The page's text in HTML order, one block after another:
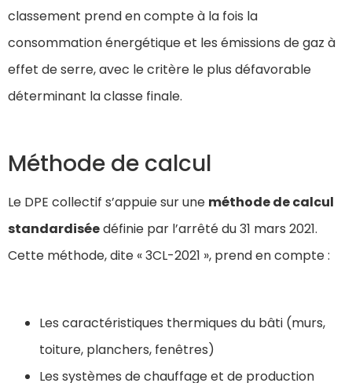
classement prend en compte à la fois la
consommation énergétique et les émissions de gaz à
effet de serre, avec le critère le plus défavorable
déterminant la classe finale.
Méthode de calcul
Le DPE collectif s’appuie sur une méthode de calcul
standardiséedéfinie par l’arrêté du 31 mars 2021.
Cette méthode, dite « 3CL-2021 », prend en compte :
Les caractéristiques thermiques du bâti (murs,
toiture, planchers, fenêtres)
Les systèmes de chauffage et de production